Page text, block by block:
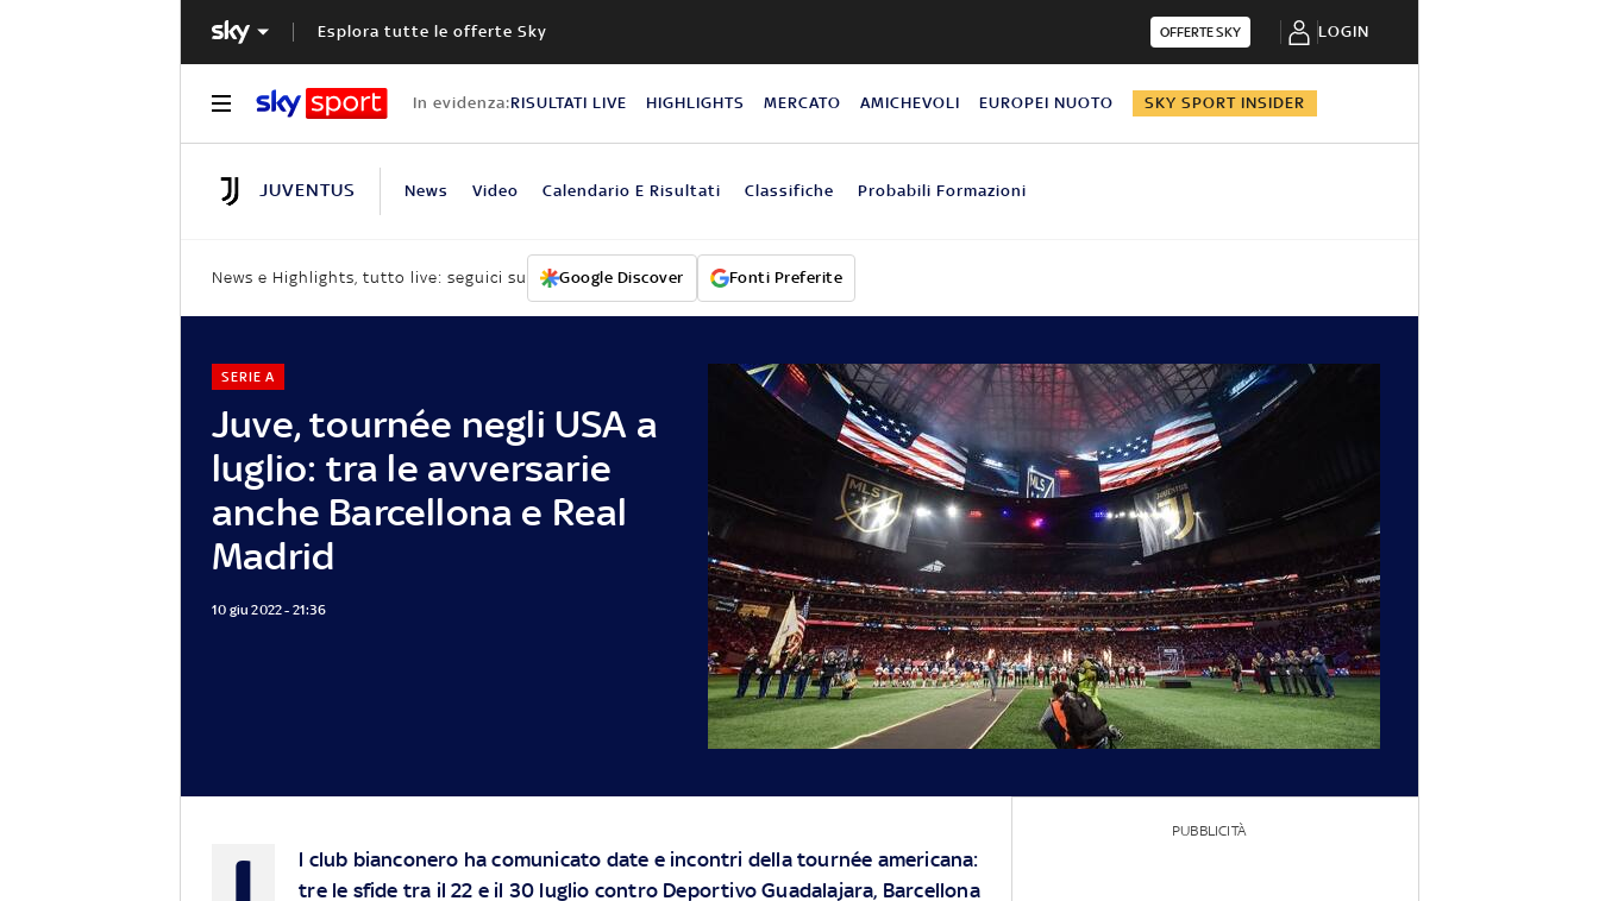
Esplora tutte le offerte Sky OFFERTE SKY LOGIN
In evidenza:RISULTATI LIVE HIGHLIGHTS MERCATO AMICHEVOLI EUROPEI NUOTO SKY SPORT INSIDER
JUVENTUS News Video Calendario E Risultati Classifiche Probabili Formazioni
News e Highlights, tutto live: seguici su Google Discover Fonti Preferite
Juve, tournée negli USA a
luglio: tra le avversarie
anche Barcellona e Real
Madrid
SERIE A
10 giu 2022 - 21:36
l club bianconero ha comunicato date e incontri della tournée americana:
tre le sfide tra il 22 e il 30 luglio contro Deportivo Guadalajara, Barcellona
PUBBLICITÀ